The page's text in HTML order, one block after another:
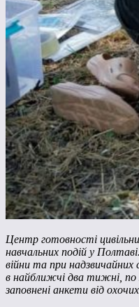
Центр готовності
навчальних подій у Полтаві.
війни та при
в найближчі два тижні,
заповнені анкети від